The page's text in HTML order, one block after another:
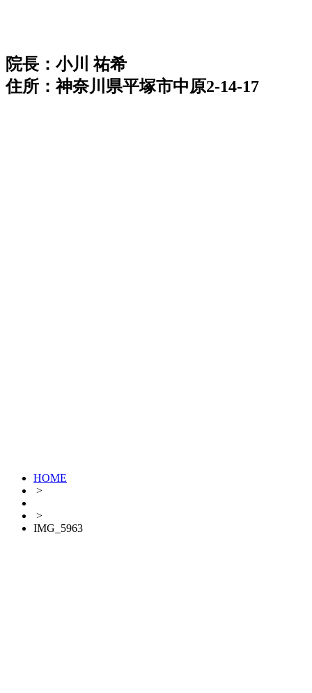
院長：小川 祐希
住所：神奈川県平塚市中原2-14-17
HOME
>
>
IMG_5963